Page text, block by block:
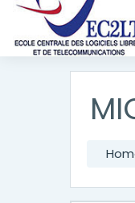
Skip to main